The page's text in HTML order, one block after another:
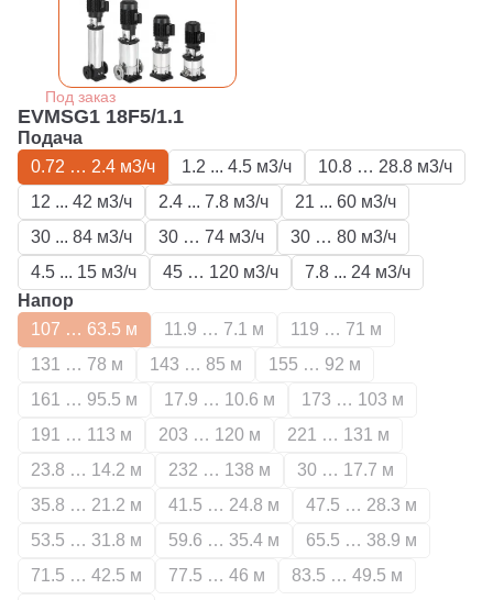
Под заказ
EVMSG1 18F5/1.1
Подача
0.72 … 2.4 м3/ч
1.2 ... 4.5 м3/ч
10.8 … 28.8 м3/ч
12 ... 42 м3/ч
2.4 ... 7.8 м3/ч
21 ... 60 м3/ч
30 ... 84 м3/ч
30 … 74 м3/ч
30 … 80 м3/ч
4.5 ... 15 м3/ч
45 … 120 м3/ч
7.8 ... 24 м3/ч
Напор
107 … 63.5 м
11.9 … 7.1 м
119 … 71 м
131 … 78 м
143 … 85 м
155 … 92 м
161 … 95.5 м
17.9 … 10.6 м
173 … 103 м
191 … 113 м
203 … 120 м
221 … 131 м
23.8 … 14.2 м
232 … 138 м
30 … 17.7 м
35.8 … 21.2 м
41.5 … 24.8 м
47.5 … 28.3 м
53.5 … 31.8 м
59.6 … 35.4 м
65.5 … 38.9 м
71.5 … 42.5 м
77.5 … 46 м
83.5 … 49.5 м